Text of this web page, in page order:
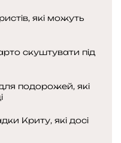
які можуть
скуштувати під
подорожей, які
Криту, які досі